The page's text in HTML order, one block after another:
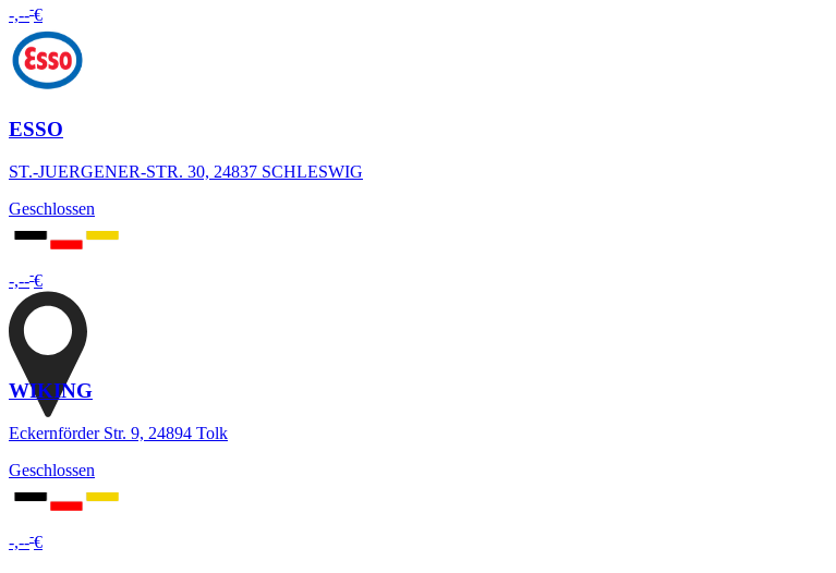
-,---€
ESSO
ST.-JUERGENER-STR. 30, 24837 SCHLESWIG
Geschlossen
-,---€
WIKING
Eckernförder Str. 9, 24894 Tolk
Geschlossen
-,---€